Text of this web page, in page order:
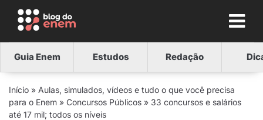
Guia Enem Estudos Redação
Início » Aulas, simulados, vídeos e tudo o que você precisa
para o Enem » Concursos Públicos » 33 concursos e salários
até 17 mil; todos os níveis